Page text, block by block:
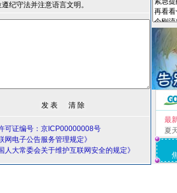
纪守法并注意语言文明。
可证编号：京ICP00000008号
网电子公告服务管理规定》
人大常委会关于维护互联网安全的规定》
最
夏